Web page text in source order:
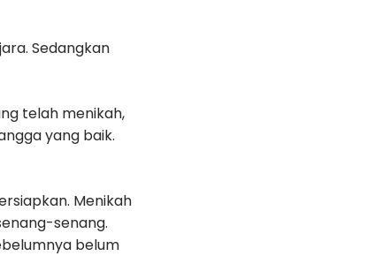
Sedangkan
telah menikah,
yang baik.
Menikah
senang.
belum